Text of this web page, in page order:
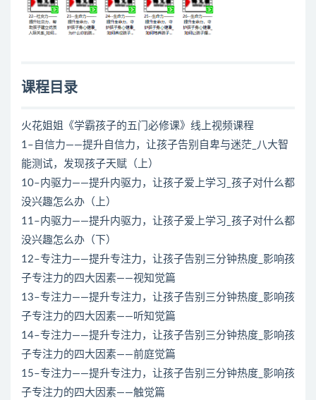
课程目录
火花姐姐《学霸孩子的五门必修课》线上视频课程
1–自信力——提升自信力，让孩子告别自卑与迷茫_八大智
能测试，发现孩子天赋（上）
10–内驱力——提升内驱力，让孩子爱上学习_孩子对什么都
没兴趣怎么办（上）
11–内驱力——提升内驱力，让孩子爱上学习_孩子对什么都
没兴趣怎么办（下）
12–专注力——提升专注力，让孩子告别三分钟热度_影响孩
子专注力的四大因素——视知觉篇
13–专注力——提升专注力，让孩子告别三分钟热度_影响孩
子专注力的四大因素——听知觉篇
14–专注力——提升专注力，让孩子告别三分钟热度_影响孩
子专注力的四大因素——前庭觉篇
15–专注力——提升专注力，让孩子告别三分钟热度_影响孩
子专注力的四大因素——触觉篇